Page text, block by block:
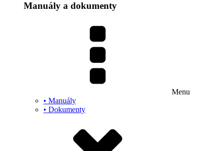
Manuály a dokumenty
Menu
• Manuály
• Dokumenty